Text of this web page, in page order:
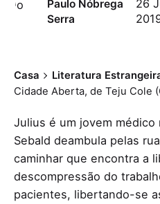
Paulo Nóbrega
Serra
26
Casa
Literatura
Cidade Aberta, de Teju Cole
Julius é um jovem
Sebald deambula pelas
caminhar que encontra a
descompressão do
pacientes, libertando-se